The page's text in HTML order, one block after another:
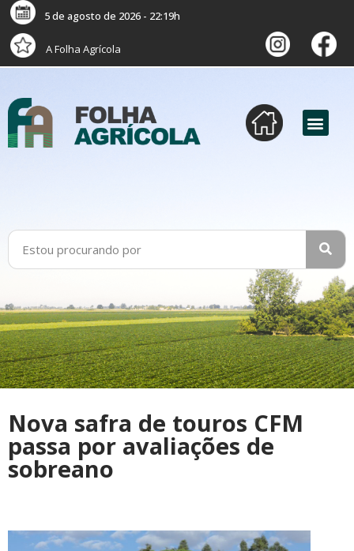
5 de agosto de 2026 - 22:19h
A Folha Agrícola
Nova safra de touros CFM
passa por avaliações de
sobreano